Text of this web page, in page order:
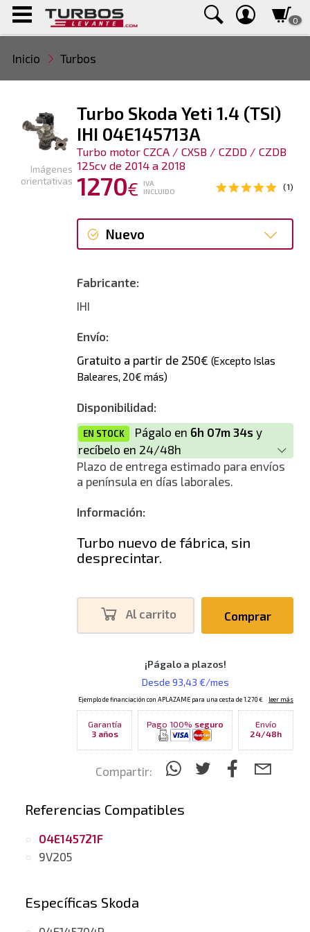
0
Inicio Turbos
Turbo Skoda Yeti 1.4 (TSI)
IHI 04E145713A
Turbo motor CZCA / CXSB / CZDD / CZDB
125cv de 2014 a 2018
1270€
IVA
INCLUIDO
(1)
Nuevo
Fabricante:
IHI
Envío:
Gratuito a partir de 250€ (Excepto Islas
Baleares, 20€ más)
Disponibilidad:
EN STOCK Págalo en 6h 07m 33s y
recíbelo en 24/48h
Plazo de entrega estimado para envíos
a península en días laborales.
Información:
Turbo nuevo de fábrica, sin
desprecintar.
Al carrito Comprar
Garantía
3 años
Pago 100% seguro
Envío
24/48h
Compartir:
Imágenes
orientativas
Referencias Compatibles
04E145721F
9V205
Específicas Skoda